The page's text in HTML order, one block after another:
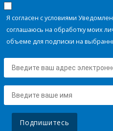
Я согласен с условиями
соглашаюсь на обработку моих
объеме для подписки на
Подпишитесь